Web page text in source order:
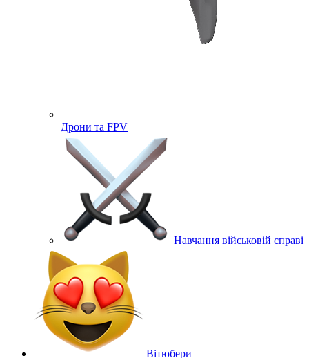
Дрони та FPV
Навчання військовій справі
Вітюбери